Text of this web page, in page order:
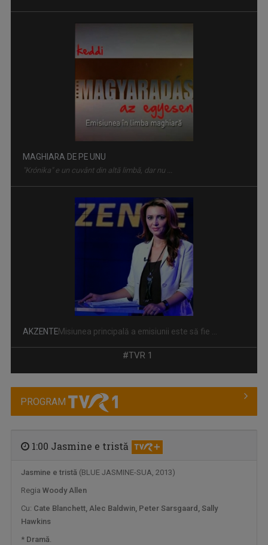
MAGHIARA DE PE UNU
"Krónika" e un cuvânt din altă limbă, dar nu ...
AKZENTEMisiunea principală a emisiunii este să fie ...
OPRE ROMA
Emisiunea este precum o fereastră deschisă ...
#TVR 1
PROGRAM
1:00 Jasmine e tristă
Jasmine e tristă (BLUE JASMINE-SUA, 2013)
Regia Woody Allen
Cu: Cate Blanchett, Alec Baldwin, Peter Sarsgaard, Sally
Hawkins
* Dramă.